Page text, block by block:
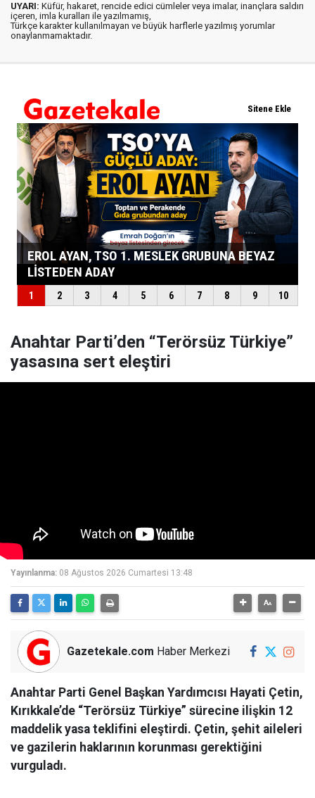
UYARI: Küfür, hakaret, rencide edici cümleler veya imalar, inançlara saldırı
içeren, imla kuralları ile yazılmamış,
Türkçe karakter kullanılmayan ve büyük harflerle yazılmış yorumlar
onaylanmamaktadır.
Anahtar Parti’den “Terörsüz Türkiye”
yasasına sert eleştiri
Yayınlanma: 08 Ağustos 2026 Cumartesi 13:48
Gazetekale.com Haber Merkezi
Anahtar Parti Genel Başkan Yardımcısı Hayati Çetin,
Kırıkkale’de “Terörsüz Türkiye” sürecine ilişkin 12
maddelik yasa teklifini eleştirdi. Çetin, şehit aileleri
ve gazilerin haklarının korunması gerektiğini
vurguladı.